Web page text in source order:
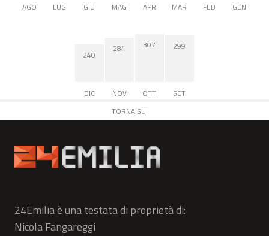
AGO
LUG GIU MAG APR MAR FEB GEN
240
DIC
284
NOV
307
OTT
299
SET
TORNA SU
24Emilia è una testata di proprietà di:
Nicola Fangareggi